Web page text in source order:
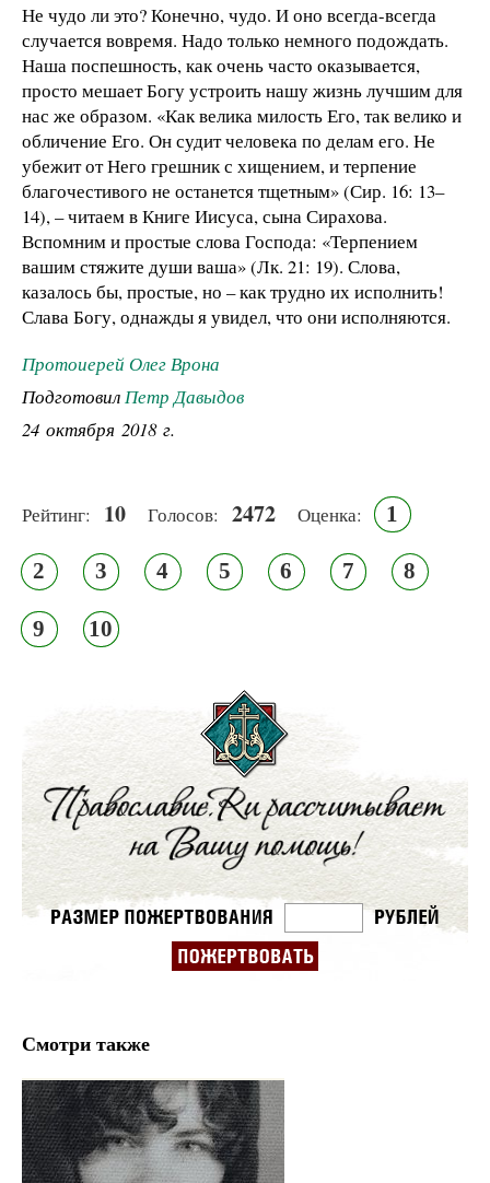
Не чудо ли это? Конечно, чудо. И оно всегда-всегда
случается вовремя. Надо только немного подождать.
Наша поспешность, как очень часто оказывается,
просто мешает Богу устроить нашу жизнь лучшим для
нас же образом. «Как велика милость Его, так велико и
обличение Его. Он судит человека по делам его. Не
убежит от Него грешник с хищением, и терпение
благочестивого не останется тщетным» (Сир. 16: 13–
14), – читаем в Книге Иисуса, сына Сирахова.
Вспомним и простые слова Господа: «Терпением
вашим стяжите души ваша» (Лк. 21: 19). Слова,
казалось бы, простые, но – как трудно их исполнить!
Слава Богу, однажды я увидел, что они исполняются.
Протоиерей Олег Врона
ПодготовилПетр Давыдов
24 октября 2018 г.
Рейтинг: 10 Голосов: 2472 Оценка: 1
2 3 4 5 6 7 8
9 10
Смотри также